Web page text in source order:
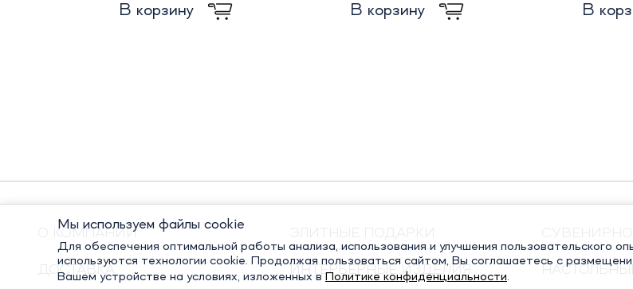
В корзину В корзину В
О КОМПАНИИ
ДОСТАВКА ИНТЕРЬЕРНЫЕ ИЗДЕЛИЯ
Мы используем файлы cookie
Для обеспечения оптимальной работы анализа, использования и улучшения пользовательского
используются технологии cookie. Продолжая пользоваться сайтом, Вы соглашаетесь с
Вашем устройстве на условиях, изложенных в Политике конфиденциальности.